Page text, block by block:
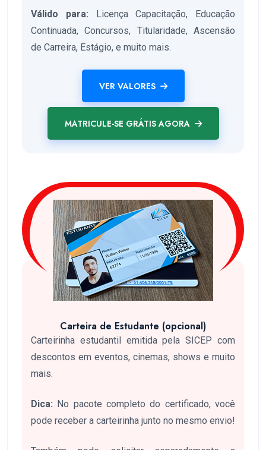
Válido para: Licença Capacitação, Educação
Continuada, Concursos, Titularidade, Ascensão
de Carreira, Estágio, e muito mais.
VER VALORES
MATRICULE-SE GRÁTIS AGORA
Carteira de Estudante (opcional)
Carteirinha estudantil emitida pela SICEP com
descontos em eventos, cinemas, shows e muito
mais.
Dica: No pacote completo do certificado, você
pode receber a carteirinha junto no mesmo envio!